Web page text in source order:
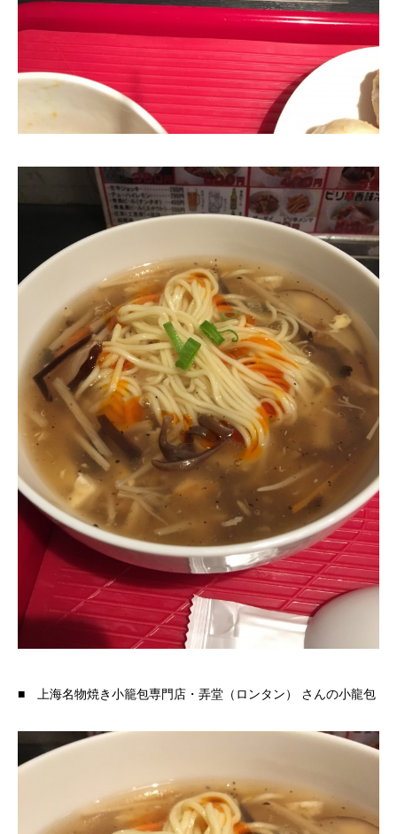
■ 上海名物焼き小籠包専門店・弄堂（ロンタン） さんの小龍包